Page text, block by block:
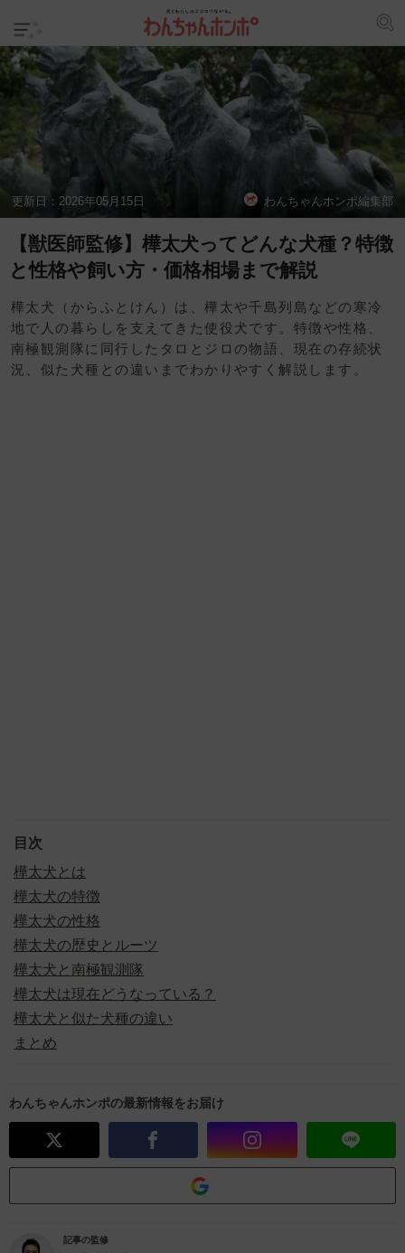
更新日： 2026年05月15日 わんちゃんホンポ編集部
【獣医師監修】樺太犬ってどんな犬種？特徴
と性格や飼い方・価格相場まで解説
樺太犬（からふとけん）は、樺太や千島列島などの寒冷
地で人の暮らしを支えてきた使役犬です。特徴や性格、
南極観測隊に同行したタロとジロの物語、現在の存続状
況、似た犬種との違いまでわかりやすく解説します。
目次
樺太犬とは
樺太犬の特徴
樺太犬の性格
樺太犬の歴史とルーツ
樺太犬と南極観測隊
樺太犬は現在どうなっている？
樺太犬と似た犬種の違い
まとめ
わんちゃんホンポの最新情報をお届け
記事の監修